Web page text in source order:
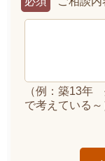
（例：築13年
で考えている～